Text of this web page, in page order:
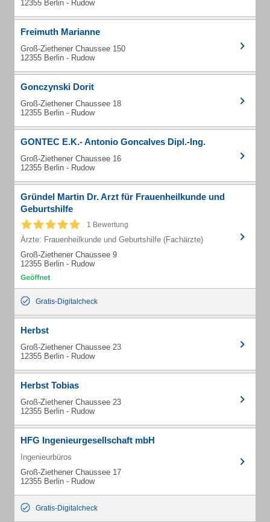
12355 Berlin - Rudow
Freimuth Marianne
Groß-Ziethener Chaussee 150
12355 Berlin - Rudow
Gonczynski Dorit
Groß-Ziethener Chaussee 18
12355 Berlin - Rudow
GONTEC E.K.- Antonio Goncalves Dipl.-Ing.
Groß-Ziethener Chaussee 16
12355 Berlin - Rudow
Gründel Martin Dr. Arzt für Frauenheilkunde und
Geburtshilfe
1 Bewertung
Ärzte: Frauenheilkunde und Geburtshilfe (Fachärzte)
Groß-Ziethener Chaussee 9
12355 Berlin - Rudow
Gratis-Digitalcheck
Herbst
Groß-Ziethener Chaussee 23
12355 Berlin - Rudow
Herbst Tobias
Groß-Ziethener Chaussee 23
12355 Berlin - Rudow
HFG Ingenieurgesellschaft mbH
Ingenieurbüros
Groß-Ziethener Chaussee 17
12355 Berlin - Rudow
Gratis-Digitalcheck